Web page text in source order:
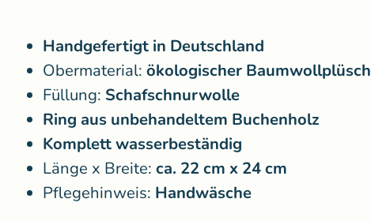
Handgefertigt in Deutschland
Obermaterial: ökologischer Baumwollplüsch
Füllung: Schafschnurwolle
Ring aus unbehandeltem Buchenholz
Komplett wasserbeständig
Länge x Breite: ca. 22 cm x 24 cm
Pflegehinweis: Handwäsche